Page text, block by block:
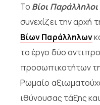
Το Βίοι Παράλληλοι
συνεχίζει την αρχή
Βίων Παράλληλων
το έργο δύο
προσωπικοτήτων
Ρωμαίο
ιθύνουσας τάξης